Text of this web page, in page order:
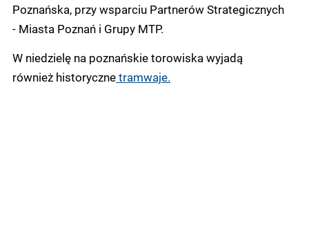
Poznańska, przy wsparciu Partnerów Strategicznych
- Miasta Poznań i Grupy MTP.
W niedzielę na poznańskie torowiska wyjadą
również historycznetramwaje.